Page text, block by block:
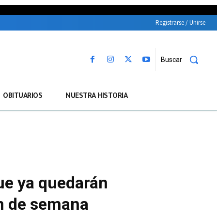
Registrarse / Unirse
Buscar
OBITUARIOS NUESTRA HISTORIA
ya quedarán
de semana